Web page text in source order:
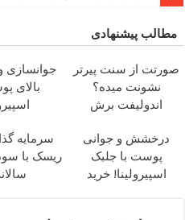
مطالب پیشنهادی
صورتت از سنت پیرتر
نشونت میده؟
اندولیفت برش
جوانسازی
بالای
درخشش و جوانی
پوست با جلبک
اسپیرولینا! خرید
سرمایه